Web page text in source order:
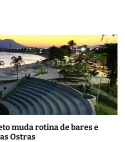
muda rotina de bares e
Ostras